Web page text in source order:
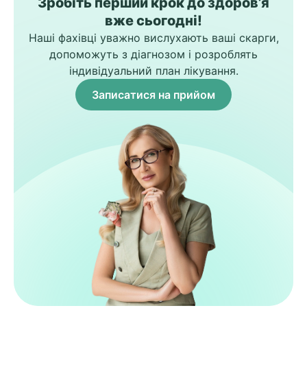
вже сьогодні!
Наші фахівці уважно вислухають ваші скарги,
допоможуть з діагнозом і розроблять
індивідуальний план лікування.
Записатися на прийом